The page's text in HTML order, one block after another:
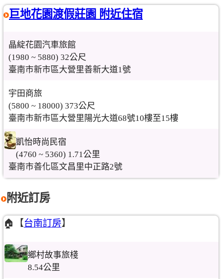
巨地花園渡假莊園 附近住宿
晶綻花園汽車旅館
(1980 ~ 5880) 32公尺
臺南市新市區大營里善新大道1號
宇田商旅
(5800 ~ 18000) 373公尺
臺南市新市區大營里陽光大道68號10樓至15樓
凱怡時尚民宿
(4760 ~ 5360) 1.71公里
臺南市善化區文昌里中正路2號
附近訂房
🏠【台南訂房】
鄉村故事旅棧
8.54公里